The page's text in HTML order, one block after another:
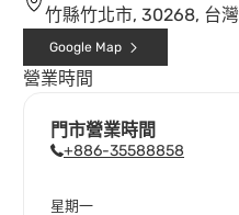
竹縣竹北市, 30268, 台灣
Google Map
營業時間
門市營業時間
+886-35588858
星期一